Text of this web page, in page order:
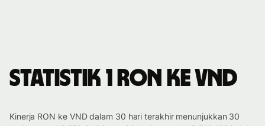
Statistik 1 RON ke VND
Kinerja RON ke VND dalam 30 hari terakhir menunjukkan 30